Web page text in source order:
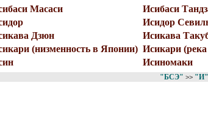
Масаси Исибаси
Исидор
Дзюн
Исикава
(низменность в Японии) Исикари
Исиномаки
"БСЭ" >> "И"